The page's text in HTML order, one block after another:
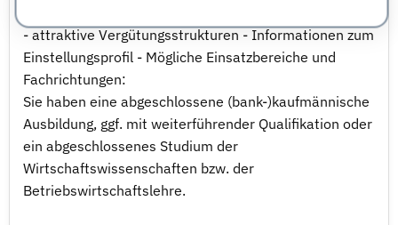
- attraktive Vergütungsstrukturen - Informationen zum
Einstellungsprofil - Mögliche Einsatzbereiche und
Fachrichtungen:
Sie haben eine abgeschlossene (bank-)kaufmännische
Ausbildung, ggf. mit weiterführender Qualifikation oder
ein abgeschlossenes Studium der
Wirtschaftswissenschaften bzw. der
Betriebswirtschaftslehre.